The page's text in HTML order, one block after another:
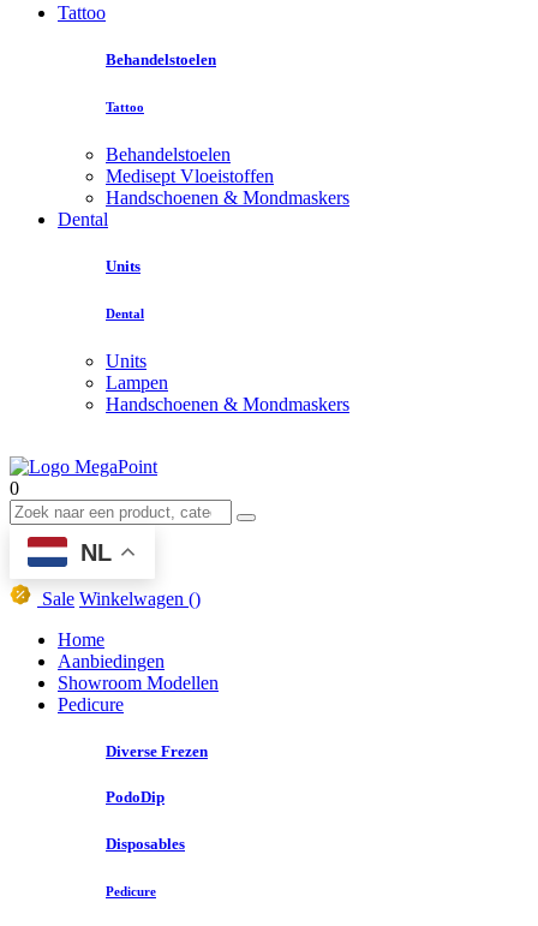
Tattoo
Behandelstoelen
Tattoo
Behandelstoelen
Medisept Vloeistoffen
Handschoenen & Mondmaskers
Dental
Units
Dental
Units
Lampen
Handschoenen & Mondmaskers
0
NL
Sale Winkelwagen ()
Home
Aanbiedingen
Showroom Modellen
Pedicure
Diverse Frezen
PodoDip
Disposables
Pedicure